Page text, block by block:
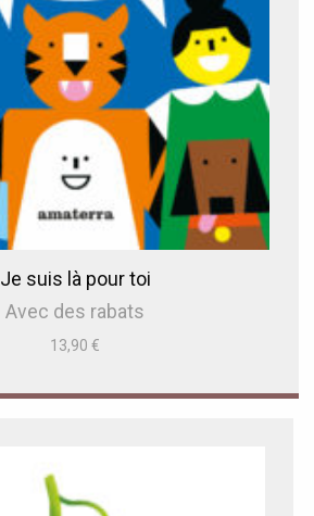
Je suis là pour toi
Avec des rabats
13,90€